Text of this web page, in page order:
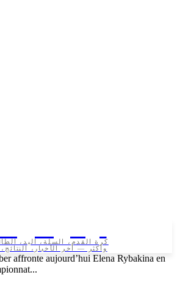
كرة القدم، السلة، اليد،
وأكثر — آخر الأخبار،
affronte aujourd’hui Elena Rybakina en